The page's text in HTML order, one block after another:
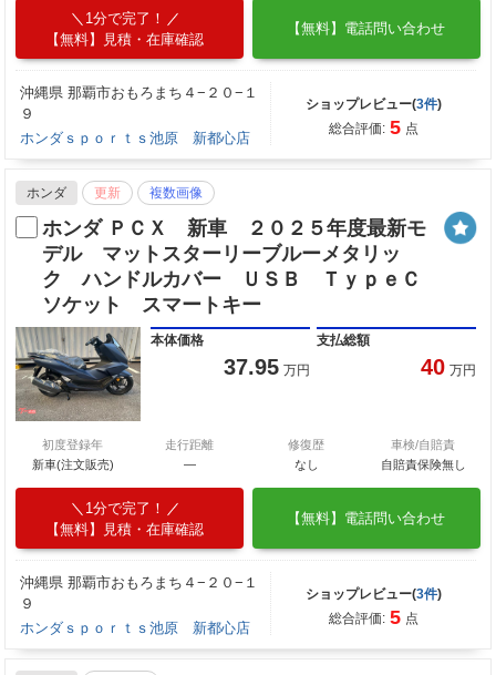
1分で完了！
【無料】見積・在庫確認
【無料】電話問い合わせ
沖縄県 那覇市おもろまち４−２０−１
９
ホンダｓｐｏｒｔｓ池原 新都心店
ショップレビュー(3件)
総合評価: 5 点
ホンダ 更新 複数画像
ホンダ ＰＣＸ 新車 ２０２５年度最新モ
デル マットスターリーブルーメタリッ
ク ハンドルカバー ＵＳＢ ＴｙｐｅＣ
ソケット スマートキー
本体価格
37.95 万円
支払総額
40 万円
初度登録年
新車(注文販売)
走行距離
―
修復歴
なし
車検/自賠責
自賠責保険無し
1分で完了！
【無料】見積・在庫確認
【無料】電話問い合わせ
沖縄県 那覇市おもろまち４−２０−１
９
ホンダｓｐｏｒｔｓ池原 新都心店
ショップレビュー(3件)
総合評価: 5 点